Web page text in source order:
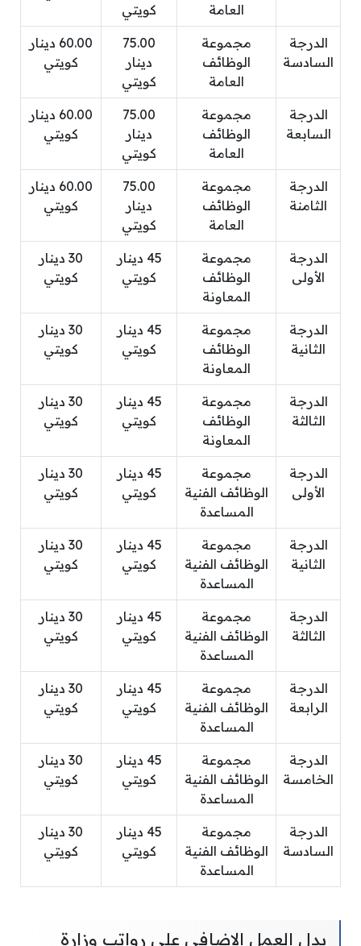
العامة
كويتي‏
الدرجة
السادسة
مجموعة
الوظائف
العامة
75.00
دينار
كويتي‏
60.00 دينار
كويتي‏
الدرجة
السابعة
مجموعة
الوظائف
العامة
75.00
دينار
كويتي‏
60.00 دينار
كويتي‏
الدرجة
الثامنة
مجموعة
الوظائف
العامة
75.00
دينار
كويتي‏
60.00 دينار
كويتي‏
الدرجة
الأولى
مجموعة
الوظائف
المعاونة
45 دينار
كويتي‏
30 دينار
كويتي‏
الدرجة
الثانية
مجموعة
الوظائف
المعاونة
45 دينار
كويتي‏
30 دينار
كويتي‏
الدرجة
الثالثة
مجموعة
الوظائف
المعاونة
45 دينار
كويتي‏
30 دينار
كويتي‏
الدرجة
الأولى
مجموعة
الوظائف الفنية
المساعدة
45 دينار
كويتي‏
30 دينار
كويتي‏
الدرجة
الثانية
مجموعة
الوظائف الفنية
المساعدة
45 دينار
كويتي‏
30 دينار
كويتي‏
الدرجة
الثالثة
مجموعة
الوظائف الفنية
المساعدة
45 دينار
كويتي‏
30 دينار
كويتي‏
الدرجة
الرابعة
مجموعة
الوظائف الفنية
المساعدة
45 دينار
كويتي‏
30 دينار
كويتي‏
الدرجة
الخامسة
مجموعة
الوظائف الفنية
المساعدة
45 دينار
كويتي‏
30 دينار
كويتي‏
الدرجة
السادسة
مجموعة
الوظائف الفنية
المساعدة
45 دينار
كويتي‏
30 دينار
كويتي‏
بدل العمل الإضافي على رواتب وزارة